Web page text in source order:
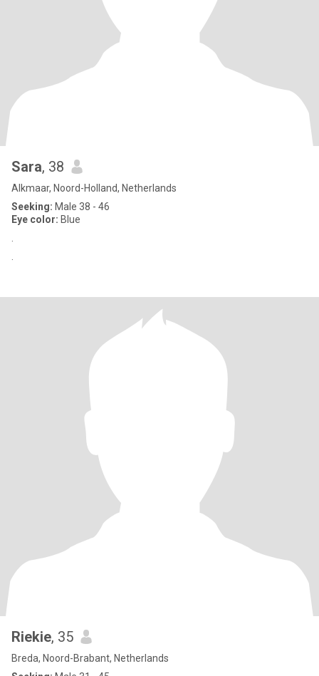
Sara, 38
Alkmaar, Noord-Holland, Netherlands
Seeking: Male 38 - 46
Eye color: Blue
Riekie, 35
Breda, Noord-Brabant, Netherlands